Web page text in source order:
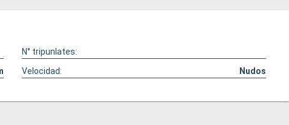
N° tripunlates:
Velocidad: Nudos